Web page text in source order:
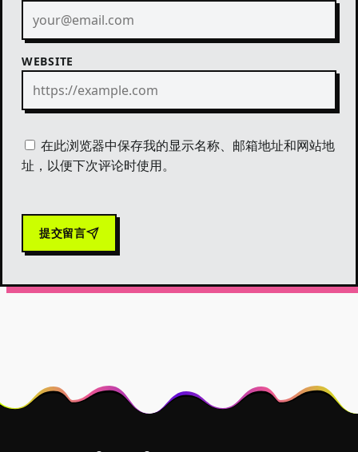
WEBSITE
在此浏览器中保存我的显示名称、邮箱地址和网站地
址，以便下次评论时使用。
提交留言